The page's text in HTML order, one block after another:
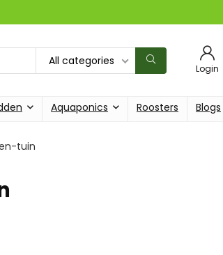
All categories
Login
Aquaponics Roosters Blogs
tuin